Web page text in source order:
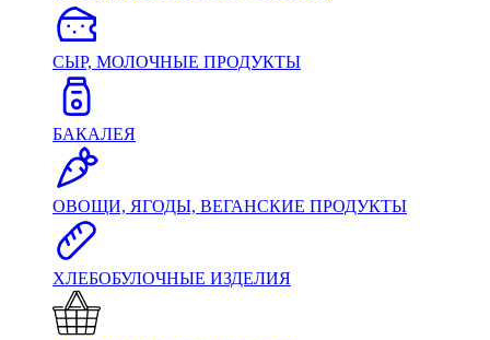
СЫР, МОЛОЧНЫЕ ПРОДУКТЫ
БАКАЛЕЯ
ОВОЩИ, ЯГОДЫ, ВЕГАНСКИЕ ПРОДУКТЫ
ХЛЕБОБУЛОЧНЫЕ ИЗДЕЛИЯ